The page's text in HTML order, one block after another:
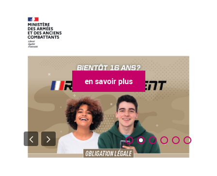
en savoir plus